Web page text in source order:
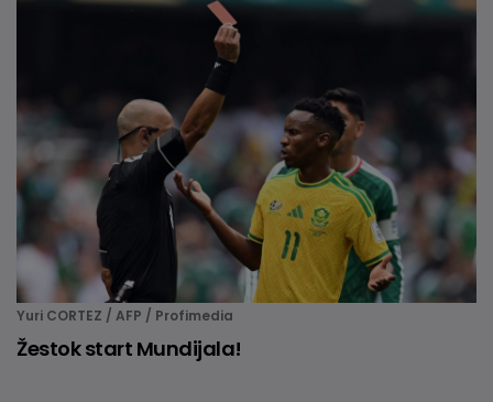
Yuri CORTEZ / AFP / Profimedia
Žestok start Mundijala!